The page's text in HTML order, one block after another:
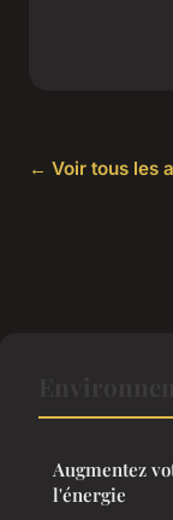
← Voir tous les
Augmentez
l'énergie